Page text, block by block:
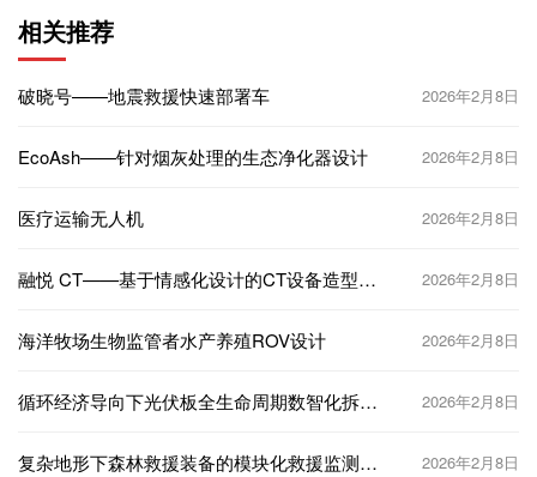
相关推荐
破晓号——地震救援快速部署车 2026年2月8日
EcoAsh——针对烟灰处理的生态净化器设计 2026年2月8日
医疗运输无人机 2026年2月8日
融悦 CT——基于情感化设计的CT设备造型设
2026年2月8日
海洋牧场生物监管者水产养殖ROV设计 2026年2月8日
循环经济导向下光伏板全生命周期数智化拆解
2026年2月8日
复杂地形下森林救援装备的模块化救援监测设
2026年2月8日